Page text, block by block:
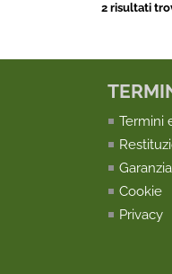
2 risultati
Termini
Cookie
Privacy